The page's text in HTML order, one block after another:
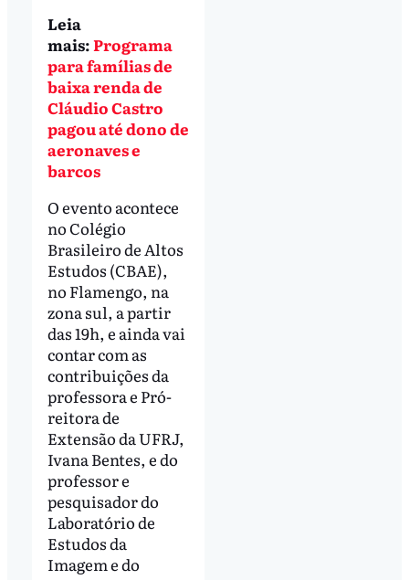
Leia
mais:Programa
para famílias de
baixa renda de
Cláudio Castro
pagou até dono de
aeronaves e
barcos
O evento acontece
no Colégio
Brasileiro de Altos
Estudos (CBAE),
no Flamengo, na
zona sul, a partir
das 19h, e ainda vai
contar com as
contribuições da
professora e Pró-
reitora de
Extensão da UFRJ,
Ivana Bentes, e do
professor e
pesquisador do
Laboratório de
Estudos da
Imagem e do